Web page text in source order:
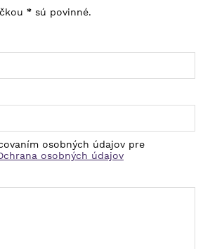
* sú povinné.
osobných údajov